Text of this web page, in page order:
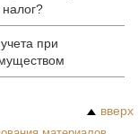
при
вверх